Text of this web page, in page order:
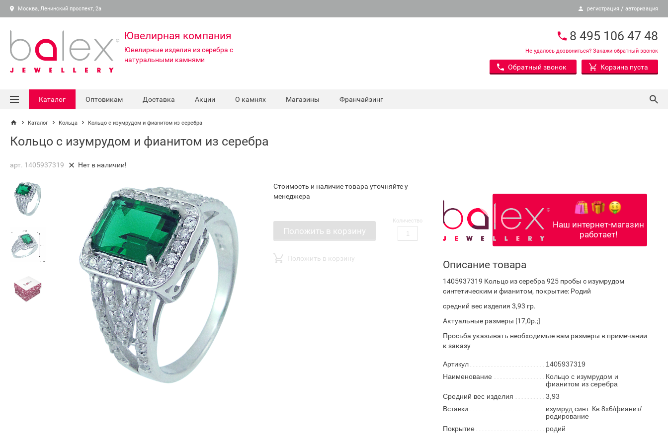
Москва, Ленинский проспект, 2а регистрация / авторизация
Ювелирная компания
Ювелирные изделия из серебра с
натуральными камнями
8 495 106 47 48
Не удалось дозвониться? Закажи обратный звонок
Обратный звонок Корзина пуста
Каталог Оптовикам Доставка Акции О камнях Магазины Франчайзинг
Каталог Кольца Кольцо с изумрудом и фианитом из серебра
Кольцо с изумрудом и фианитом из серебра
арт. 1405937319 Нет в наличии!
Стоимость и наличие товара уточняйте у
менеджера
Положить в корзину
Количество
Положить в корзину
Наш интернет-магазин
работает!
Описание товара
1405937319 Кольцо из серебра 925 пробы с изумрудом
синтетическим и фианитом, покрытие: Родий
средний вес изделия 3,93 гр.
Актуальные размеры [17,0р.;]
Просьба указывать необходимые вам размеры в примечании
к заказу
Артикул
1405937319
Наименование
Кольцо с изумрудом и
фианитом из серебра
Средний вес изделия
3,93
Вставки
изумруд синт. Кв 8х6/фианит/
родирование
Покрытие
родий